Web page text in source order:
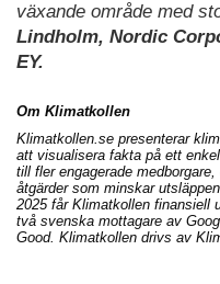
växande område med
Lindholm, Nordic
EY.
Om Klimatkollen
Klimatkollen.se presenterar
att visualisera fakta på ett
till fler engagerade
åtgärder som minskar
2025 får Klimatkollen finansiell
två svenska mottagare av
Good. Klimatkollen drivs av